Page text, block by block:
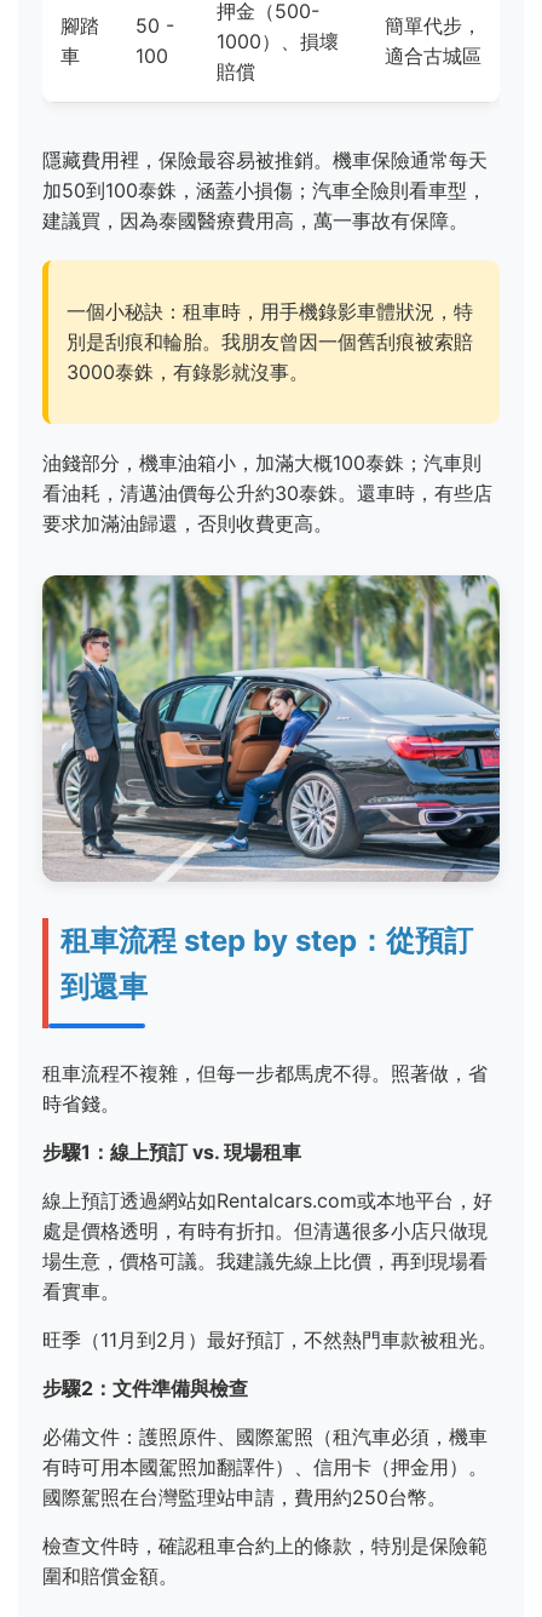
腳踏
車
50 -
100
押金（500-
1000）、損壞
賠償
簡單代步，
適合古城區
隱藏費用裡，保險最容易被推銷。機車保險通常每天
加50到100泰銖，涵蓋小損傷；汽車全險則看車型，
建議買，因為泰國醫療費用高，萬一事故有保障。
一個小秘訣：租車時，用手機錄影車體狀況，特
別是刮痕和輪胎。我朋友曾因一個舊刮痕被索賠
3000泰銖，有錄影就沒事。
油錢部分，機車油箱小，加滿大概100泰銖；汽車則
看油耗，清邁油價每公升約30泰銖。還車時，有些店
要求加滿油歸還，否則收費更高。
租車流程 step by step：從預訂
到還車
租車流程不複雜，但每一步都馬虎不得。照著做，省
時省錢。
步驟1：線上預訂 vs. 現場租車
線上預訂透過網站如Rentalcars.com或本地平台，好
處是價格透明，有時有折扣。但清邁很多小店只做現
場生意，價格可議。我建議先線上比價，再到現場看
看實車。
旺季（11月到2月）最好預訂，不然熱門車款被租光。
步驟2：文件準備與檢查
必備文件：護照原件、國際駕照（租汽車必須，機車
有時可用本國駕照加翻譯件）、信用卡（押金用）。
國際駕照在台灣監理站申請，費用約250台幣。
檢查文件時，確認租車合約上的條款，特別是保險範
圍和賠償金額。